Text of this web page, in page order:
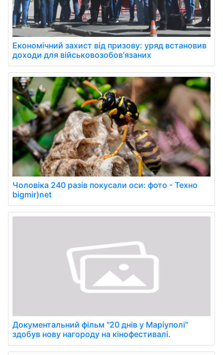
Економічний захист від призову: уряд встановив
доходи для військовозобов'язаних
Чоловіка 240 разів покусали оси: фото - Техно
bigmir)net
Документальний фільм "20 днів у Маріуполі"
здобув нову нагороду на кінофестивалі.